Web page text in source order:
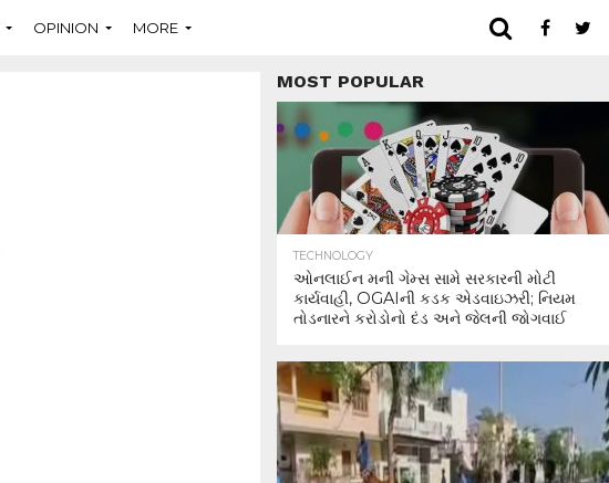
OPINION MORE
MOST POPULAR
TECHNOLOGY
ઓનલાઈન મની ગેમ્સ સામે સરકારની મોટી
કાર્યવાહી, OGAIની કડક એડવાઇઝરી; નિયમ
તોડનારને કરોડોનો દંડ અને જેલની જોગવાઈ